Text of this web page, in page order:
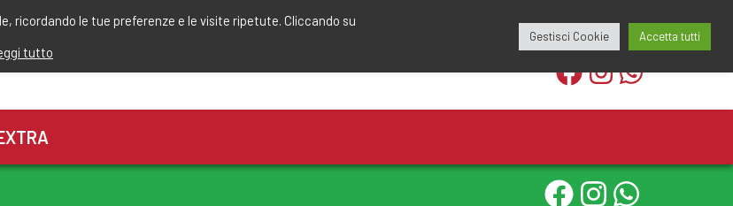
redazione@calciomantovano.it
ricordando le tue preferenze e le visite ripetute. Cliccando su
tutto
Gestisci Cookie Accetta tutti